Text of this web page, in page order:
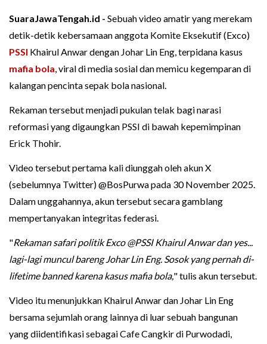
SuaraJawaTengah.id - Sebuah video amatir yang merekam
detik-detik kebersamaan anggota Komite Eksekutif (Exco)
PSSI Khairul Anwar dengan Johar Lin Eng, terpidana kasus
mafia bola, viral di media sosial dan memicu kegemparan di
kalangan pencinta sepak bola nasional.
Rekaman tersebut menjadi pukulan telak bagi narasi
reformasi yang digaungkan PSSI di bawah kepemimpinan
Erick Thohir.
Video tersebut pertama kali diunggah oleh akun X
(sebelumnya Twitter) @BosPurwa pada 30 November 2025.
Dalam unggahannya, akun tersebut secara gamblang
mempertanyakan integritas federasi.
"Rekaman safari politik Exco @PSSI Khairul Anwar dan yes...
lagi-lagi muncul bareng Johar Lin Eng. Sosok yang pernah di-
lifetime banned karena kasus mafia bola," tulis akun tersebut.
Video itu menunjukkan Khairul Anwar dan Johar Lin Eng
bersama sejumlah orang lainnya di luar sebuah bangunan
yang diidentifikasi sebagai Cafe Cangkir di Purwodadi,